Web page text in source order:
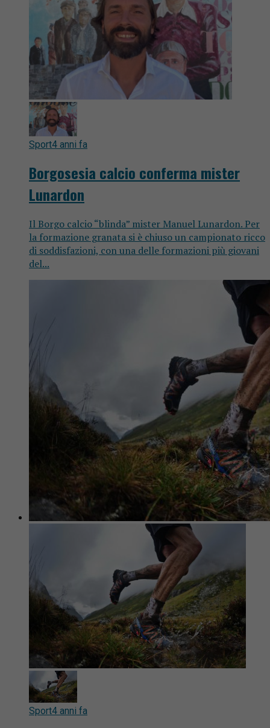
Sport4 anni fa
Borgosesia calcio conferma mister
Lunardon
Il Borgo calcio “blinda” mister Manuel Lunardon. Per
la formazione granata si è chiuso un campionato ricco
di soddisfazioni, con una delle formazioni più giovani
del...
Sport4 anni fa